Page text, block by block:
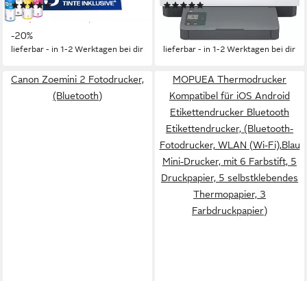
(12)
369,00 €
-20%
lieferbar - in 1-2 Werktagen bei dir
(5)
209,00 €
-20%
lieferbar - in 1-2 Werktagen bei dir
Canon Zoemini 2 Fotodrucker,
(Bluetooth)
MOPUEA Thermodrucker
Kompatibel für iOS Android
Etikettendrucker Bluetooth
Etikettendrucker, (Bluetooth-
Fotodrucker, WLAN (Wi-Fi),Blau
Mini-Drucker, mit 6 Farbstift, 5
Druckpapier, 5 selbstklebendes
Thermopapier, 3
Farbdruckpapier)